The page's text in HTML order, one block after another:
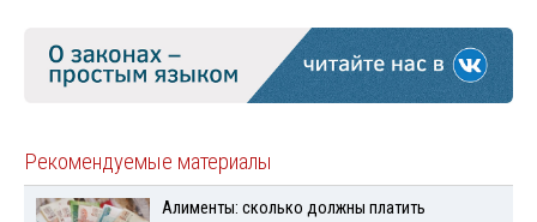
Рекомендуемые материалы
Алименты: сколько должны платить